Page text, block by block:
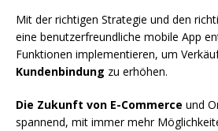
Mit der richtigen Strategie und den
eine benutzerfreundliche mobile App
Funktionen implementieren, um
Kundenbindung zu erhöhen.
Die Zukunft von E-Commerce und
spannend, mit immer mehr